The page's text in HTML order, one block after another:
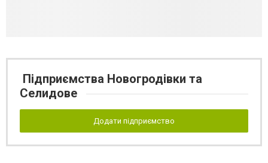
Підприємства Новогродівки та
Селидове
Додати підприємство